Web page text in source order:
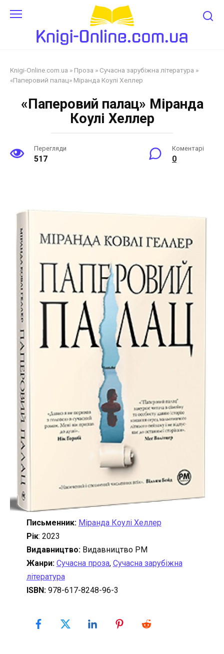
Knigi-Online.com.ua » Проза » Сучасна зарубіжна література »
«Паперовий палац» Міранда Коулі Хеллер
«Паперовий палац» Міранда
Коулі Хеллер
Перегляди
517
Коментарі
0
Письменник: Міранда Коулі Хеллер
Рік: 2023
Видавництво:Видавництво РМ
Жанри: Сучасна проза, Сучасна зарубіжна
література
ISBN:978-617-8248-96-3